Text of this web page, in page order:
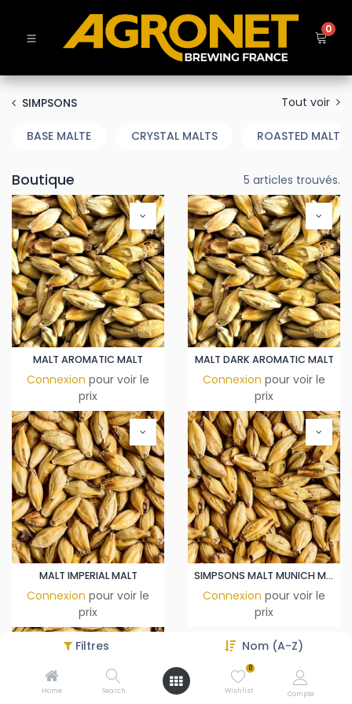
Filtres Nom (A-Z)
Home Search
0
Wishlist Compte
0
SIMPSONS Tout voir
BASE MALTE CRYSTAL MALTS ROASTED
Boutique 5 articles trouvés.
MALT AROMATIC MALT
Connexion pour voir le
prix
MALT DARK AROMATIC MALT
Connexion pour voir le
prix
MALT IMPERIAL MALT
Connexion pour voir le
prix
SIMPSONS MALT MUNICH MALT
Connexion pour voir le
prix